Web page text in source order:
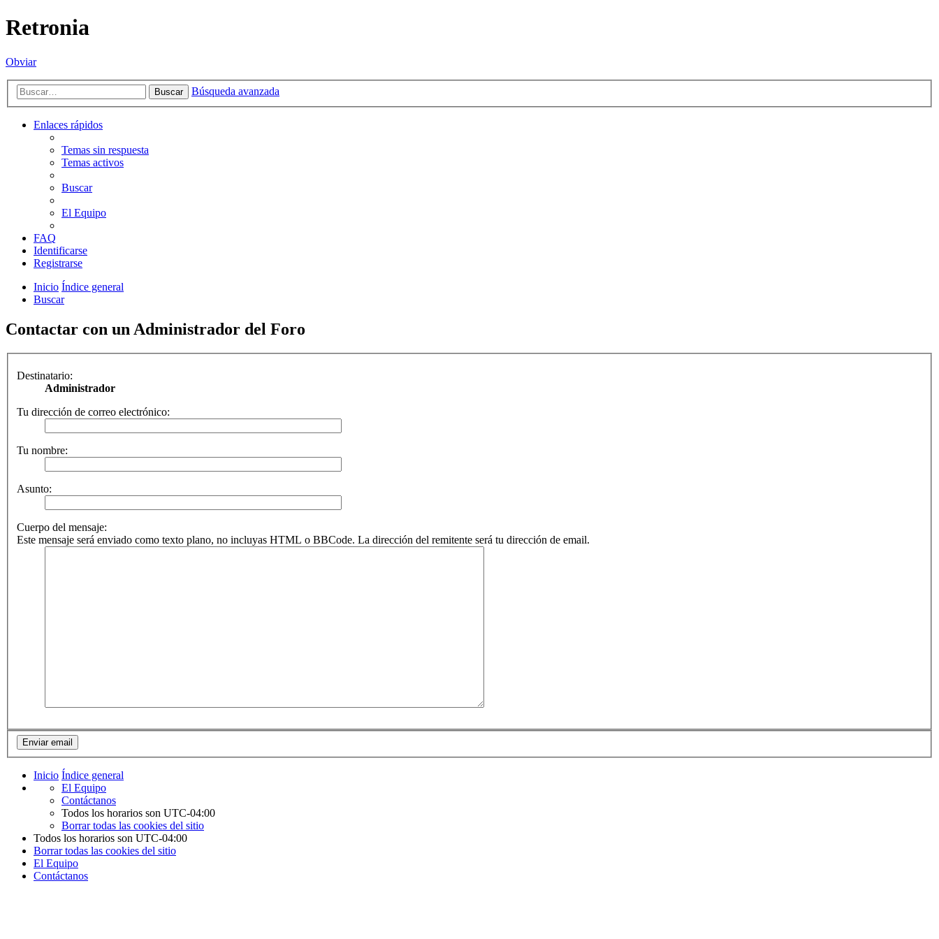
Retronia
Obviar
Buscar Búsqueda avanzada
Enlaces rápidos
Temas sin respuesta
Temas activos
Buscar
El Equipo
FAQ
Identificarse
Registrarse
Inicio Índice general
Buscar
Contactar con un Administrador del Foro
Destinatario:
Administrador
Tu dirección de correo electrónico:
Tu nombre:
Asunto:
Cuerpo del mensaje:
Este mensaje será enviado como texto plano, no incluyas HTML o BBCode. La dirección del remitente será tu dirección de email.
Inicio Índice general
El Equipo
Contáctanos
Todos los horarios son UTC-04:00
Borrar todas las cookies del sitio
Todos los horarios son UTC-04:00
Borrar todas las cookies del sitio
El Equipo
Contáctanos